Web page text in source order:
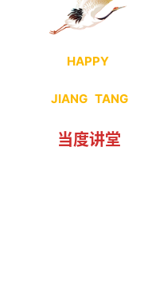
HAPPY
JIANG   TANG
当度讲堂